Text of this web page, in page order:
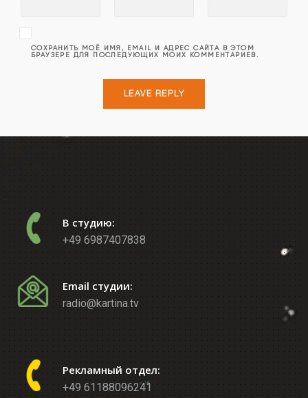
СОХРАНИТЬ МОЁ ИМЯ, EMAIL И АДРЕС САЙТА В ЭТОМ
БРАУЗЕРЕ ДЛЯ ПОСЛЕДУЮЩИХ МОИХ КОММЕНТАРИЕВ.
В студию:
+49 6987407838
Email студии:
radio@kartina.tv
Рекламный отдел:
+49 61188096241